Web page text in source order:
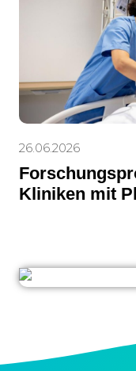
26.06.2026
Kliniken mit